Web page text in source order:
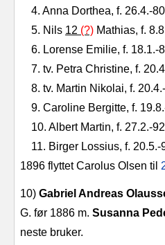
4. Anna Dorthea, f.
5. Nils 12 (?) Mathias, f.
6. Lorense Emilie, f.
7. tv. Petra Christine, f.
8. tv. Martin Nikolai, f.
9. Caroline Bergitte, f.
10. Albert Martin, f.
11. Birger Lossius, f.
1896 flyttet Carolus Olsen til
10) Gabriel Andreas
G. før 1886 m. Susanna
neste bruker.